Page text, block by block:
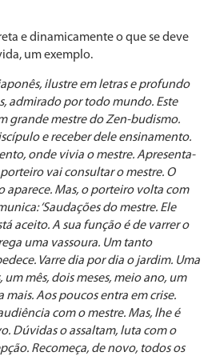
e dinamicamente o que se deve
um exemplo.
ilustre em letras e profundo
admirado por todo mundo. Este
grande mestre do Zen-budismo.
e receber dele ensinamento.
onde vivia o mestre. Apresenta-
vai consultar o mestre. O
aparece. Mas, o porteiro volta com
‘Saudações do mestre. Ele
aceito. A sua função é de varrer o
uma vassoura. Um tanto
Varre dia por dia o jardim. Uma
um mês, dois meses, meio ano, um
mais. Aos poucos entra em crise.
com o mestre. Mas, lhe é
Dúvidas o assaltam, luta com o
Recomeça, de novo, todos os